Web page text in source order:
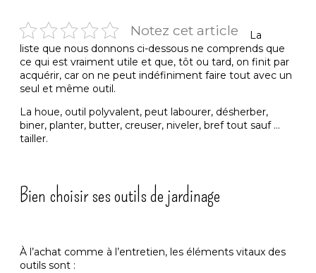
Notez cet article
La
liste que nous donnons ci-dessous ne comprends que
ce qui est vraiment utile et que, tôt ou tard, on finit par
acquérir, car on ne peut indéfiniment faire tout avec un
seul et même outil.
La houe, outil polyvalent, peut labourer, désherber,
biner, planter, butter, creuser, niveler, bref tout sauf …
tailler.
Bien choisir ses outils de jardinage
À l’achat comme à l’entretien, les éléments vitaux des
outils sont :